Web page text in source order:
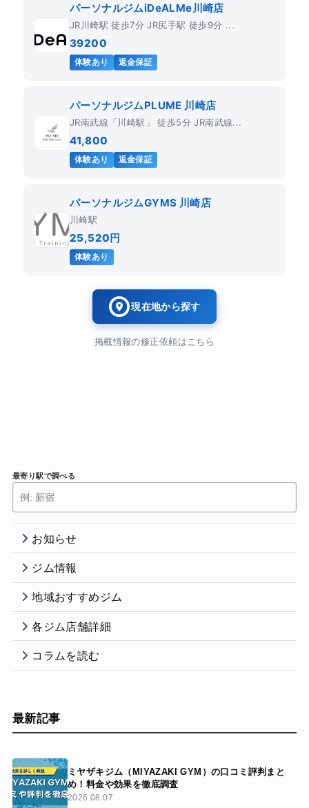
パーソナルジムiDeALMe川崎店
JR川崎駅 徒歩7分 JR尻手駅 徒歩9分 ...
39200
体験あり 返金保証
パーソナルジムPLUME 川崎店
JR南武線「川崎駅」 徒歩5分 JR南武線...
41,800
体験あり 返金保証
パーソナルジムGYMS 川崎店
川崎駅
25,520円
体験あり
現在地から探す
掲載情報の修正依頼はこちら
最寄り駅で調べる
お知らせ
ジム情報
地域おすすめジム
各ジム店舗詳細
コラムを読む
最新記事
ミヤザキジム（MIYAZAKI GYM）の口コミ評判まと
め！料金や効果を徹底調査
2026.08.07